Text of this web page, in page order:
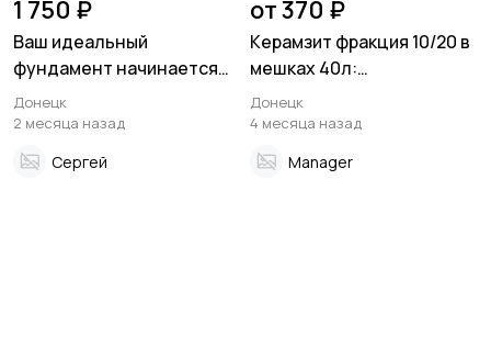
1 750 ₽
Ваш идеальный
фундамент начинается
здесь! Доломитный
щебень от
производителя с
доставкой!
Донецк
2 месяца назад
Сергей
от 370 ₽
Керамзит фракция 10/20 в
мешках 40л:
теплоизоляция для
строительства
Донецк
4 месяца назад
Manager